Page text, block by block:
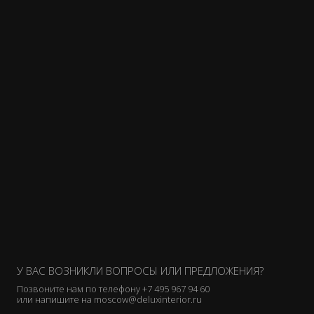
У ВАС ВОЗНИКЛИ ВОПРОСЫ ИЛИ ПРЕДЛОЖЕНИЯ?
Позвоните нам по телефону+7 495 967 94 60
или напишите на moscow@deluxinterior.ru